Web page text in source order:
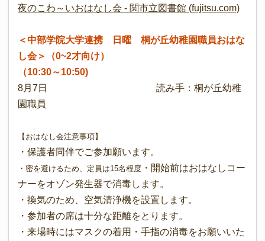
夜のこわ～いおはなし会 - 関市立図書館 (fujitsu.com)
＜中部学院大学連携 日曜 桐が丘幼稚園職員おはな
し会＞（0~2才向け）
（10:30～10:50)
8月7日 読み手：桐が丘幼稚
園職員
【おはなし会注意事項】
・保護者同伴でご参加願います。
・密を避けるため、定員は15名程度 ・開始前はおはなしコー
ナーをオゾン発生器で消毒します。
・換気のため、空気清浄機を設置します。
・参加者の席は十分な距離をとります。
・来場時にはマスクの着用・手指の消毒をお願いいた